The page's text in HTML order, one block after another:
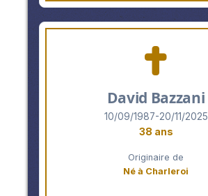
David Bazzani
10/09/1987-20/11/2025
38 ans
Originaire de
Né à Charleroi